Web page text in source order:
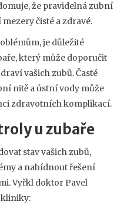
že pravidelná zubní
čisté a zdravé.
je důležité
který může doporučit
vašich zubů. Časté
nitě a ústní vody může
zdravotních komplikací.
u zubaře
stav vašich zubů,
a nabídnout řešení
Vyřkl doktor Pavel
kliniky: